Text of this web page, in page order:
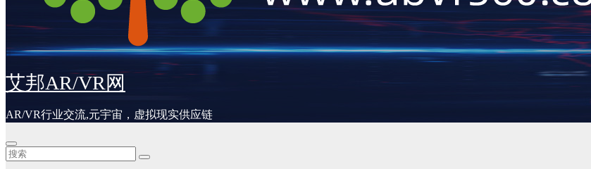
艾邦AR/VR网
AR/VR行业交流,元宇宙，虚拟现实供应链